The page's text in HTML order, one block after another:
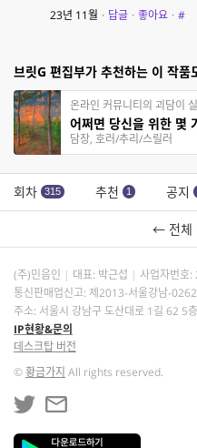
23년 11월 · 답글 · 좋아요 · #
브릿G 편집부가 추천하는 이 작품
온라인 커뮤니티의 괴담이
어쩌면 당신을 위한 몇
담장, 호러/추리/스릴러
회차 315 추천 1 공지
← 전체
(주)민음인 대표: 박근섭 사업자번호:
통신판매업신고: 제2013-서울강남-
주소: 서울시 강남구 도산대로 1길 62 5층
IP현황&문의
데스크탑 버전
©황금가지 All rights reserved.